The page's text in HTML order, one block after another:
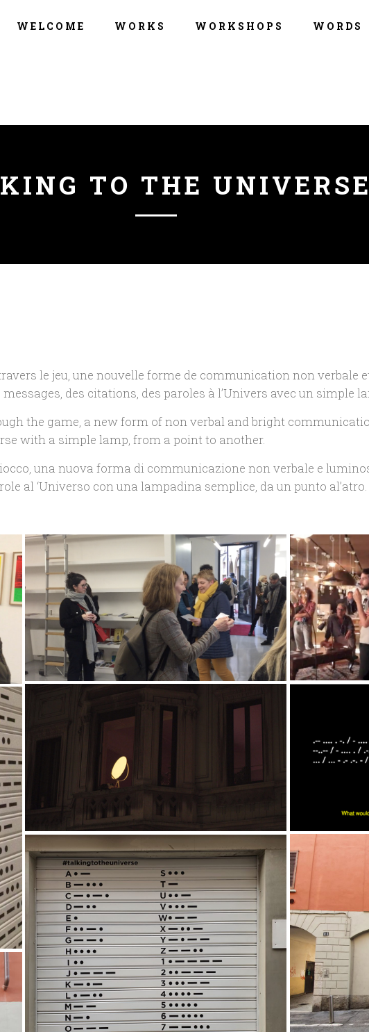
WELCOME WORKS WORKSHOPS WORDS
TO THE UNIVERSE
le jeu, une nouvelle forme de communication non verbale
des citations, des paroles à l’Univers avec un simple
the game, a new form of non verbal and bright
with a simple lamp, from a point to another.
una nuova forma di communicazione non verbale e
al ‘Universo con una lampadina semplice, da un punto al’atro.